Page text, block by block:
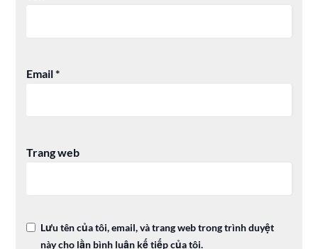
Email*
Trang web
Lưu tên của tôi, email, và trang web trong trình duyệt
này cho lần bình luận kế tiếp của tôi.